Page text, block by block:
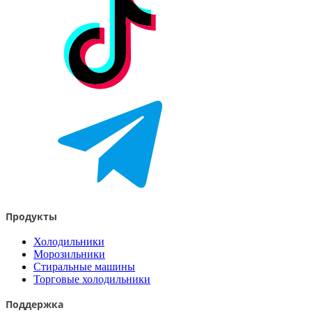
Продукты
Холодильники
Морозильники
Стиральные машины
Торговые холодильники
Поддержка